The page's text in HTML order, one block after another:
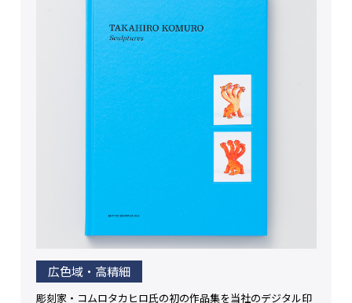
広色域・高精細
彫刻家・コムロタカヒロ氏の初の作品集を当社のデジタル印